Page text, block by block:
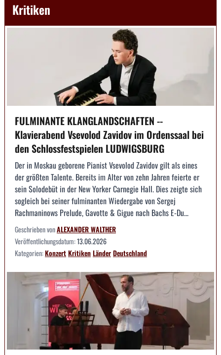
Kritiken
FULMINANTE KLANGLANDSCHAFTEN --
Klavierabend Vsevolod Zavidov im Ordenssaal bei
den Schlossfestspielen LUDWIGSBURG
Der in Moskau geborene Pianist Vsevolod Zavidov gilt als eines
der größten Talente. Bereits im Alter von zehn Jahren feierte er
sein Solodebüt in der New Yorker Carnegie Hall. Dies zeigte sich
sogleich bei seiner fulminanten Wiedergabe von Sergej
Rachmaninows Prelude, Gavotte & Gigue nach Bachs E-Du...
Geschrieben vonALEXANDER WALTHER
Veröffentlichungsdatum:13.06.2026
Kategorien:KonzertKritikenLänderDeutschland